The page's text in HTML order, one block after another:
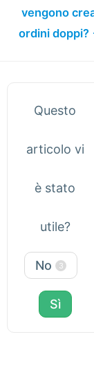
vengono
ordini
Questo
articolo vi
è stato
utile?
No 3
Sì